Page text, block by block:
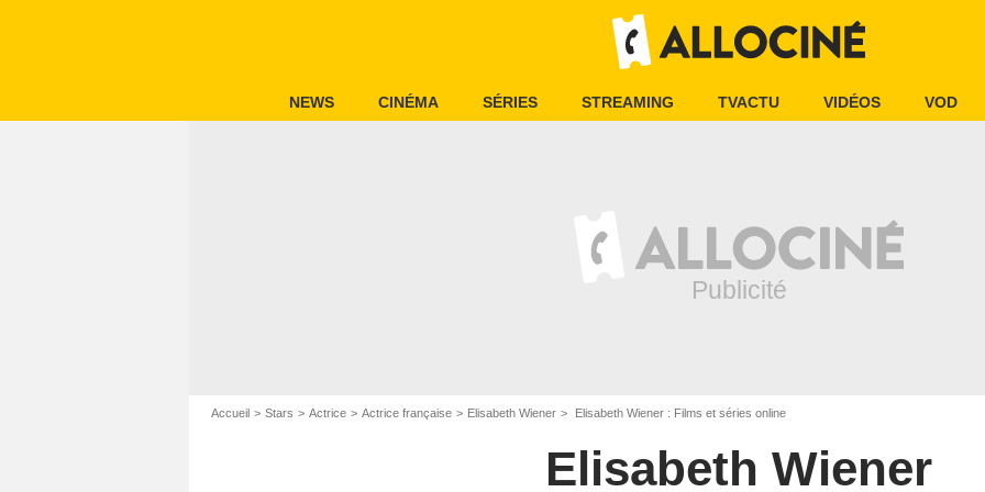
NEWS CINÉMA SÉRIES STREAMING TVACTU VIDÉOS VOD
Accueil Stars Actrice Actrice française Elisabeth Wiener Elisabeth Wiener : Films et séries online
Elisabeth Wiener